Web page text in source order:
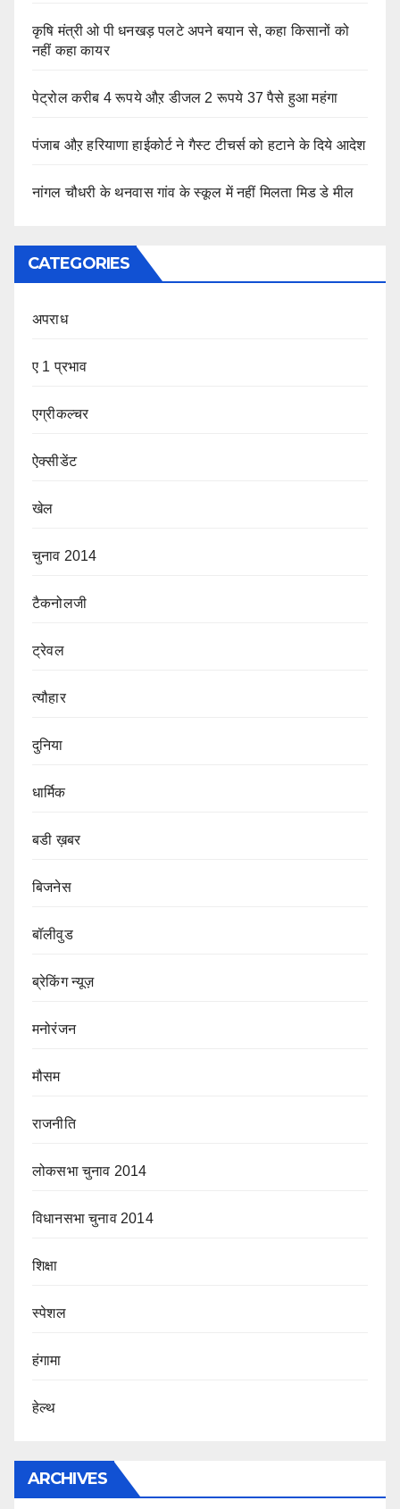
कृषि मंत्री ओ पी धनखड़ पलटे अपने बयान से, कहा किसानों को
नहीं कहा कायर
पेट्रोल करीब 4 रूपये औऱ डीजल 2 रूपये 37 पैसे हुआ महंगा
पंजाब औऱ हरियाणा हाईकोर्ट ने गैस्ट टीचर्स को हटाने के दिये आदेश
नांगल चौधरी के थनवास गांव के स्कूल में नहीं मिलता मिड डे मील
CATEGORIES
अपराध
ए 1 प्रभाव
एग्रीकल्चर
ऐक्सीडेंट
खेल
चुनाव 2014
टैकनोलजी
ट्रेवल
त्यौहार
दुनिया
धार्मिक
बडी ख़बर
बिजनेस
बॉलीवुड
ब्रेकिंग न्यूज़
मनोरंजन
मौसम
राजनीति
लोकसभा चुनाव 2014
विधानसभा चुनाव 2014
शिक्षा
स्पेशल
हंगामा
हेल्थ
ARCHIVES